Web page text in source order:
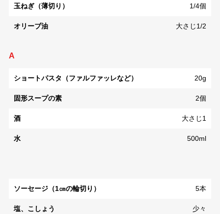
玉ねぎ（薄切り） 1/4個
オリーブ油 大さじ1/2
A
ショートパスタ（ファルファッレなど） 20g
固形スープの素 2個
酒 大さじ1
水 500ml
ソーセージ（1㎝の輪切り） 5本
塩、こしょう 少々